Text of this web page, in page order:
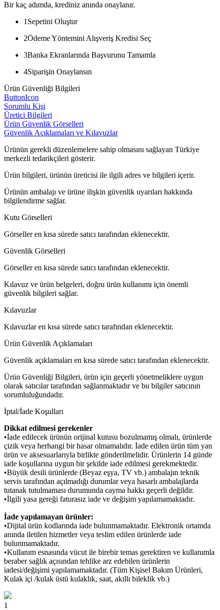
Bir kaç adımda, krediniz anında onaylanır.
1 Sepetini Oluştur
2Ödeme Yöntemini Alışveriş Kredisi Seç
3Banka Ekranlarında Başvurunu Tamamla
4Siparişin Onaylansın
Ürün Güvenliği Bilgileri
ButtonIcon
Sorumlu Kişi
Üretici Bilgileri
Ürün Güvenlik Görselleri
Güvenlik Açıklamaları ve Kılavuzlar
Ürünün gerekli düzenlemelere sahip olmasını sağlayan Türkiye
merkezli tedarikçileri gösterir.
Ürün bilgileri, ürünün üreticisi ile ilgili adres ve bilgileri içerir.
Ürünün ambalajı ve ürüne ilişkin güvenlik uyarıları hakkında
bilgilendirme sağlar.
Kutu Görselleri
Görseller en kısa sürede satıcı tarafından eklenecektir.
Güvenlik Görselleri
Görseller en kısa sürede satıcı tarafından eklenecektir.
Kılavuz ve ürün belgeleri, doğru ürün kullanımı için önemli
güvenlik bilgileri sağlar.
Kılavuzlar
Kılavuzlar en kısa sürede satıcı tarafından eklenecektir.
Ürün Güvenlik Açıklamaları
Güvenlik açıklamaları en kısa sürede satıcı tarafından eklenecektir.
Ürün Güvenliği Bilgileri, ürün için geçerli yönetmeliklere uygun
olarak satıcılar tarafından sağlanmaktadır ve bu bilgiler satıcının
sorumluluğundadır.
İptal/İade Koşulları
Dikkat edilmesi gerekenler
•İade edilecek ürünün orijinal kutusu bozulmamış olmalı, ürünlerde
çizik veya herhangi bir hasar olmamalıdır. İade edilen ürün tüm yan
ürün ve aksesuarlarıyla birlikte gönderilmelidir. Ürünlerin 14 günde
iade koşullarına uygun bir şekilde iade edilmesi gerekmektedir.
•Büyük desili ürünlerde (Beyaz eşya, TV vb.) ambalajın teknik
servis tarafından açılmadığı durumlar veya hasarlı ambalajlarda
tutanak tutulmaması durumunda cayma hakkı geçerli değildir.
•İlgili yasa gereği faturasız iade ve değişim yapılamamaktadır.
İade yapılamayan ürünler:
•Dijital ürün kodlarında iade bulunmamaktadır. Elektronik ortamda
anında iletilen hizmetler veya teslim edilen ürünlerde iade
bulunmamaktadır.
•Kullanım esnasında vücut ile birebir temas gerektiren ve kullanımla
beraber sağlık açısından tehlike arz edebilen ürünlerin
iadesi/değişimi yapılamamaktadır. (Tüm Kişisel Bakım Ürünleri,
Kulak içi /kulak üstü kulaklık, saat, akıllı bileklik vb.)
1